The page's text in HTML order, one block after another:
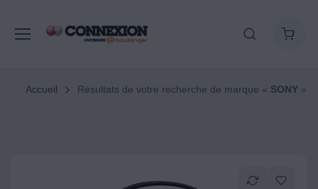
Accueil Résultats de votre recherche de marque « SONY»